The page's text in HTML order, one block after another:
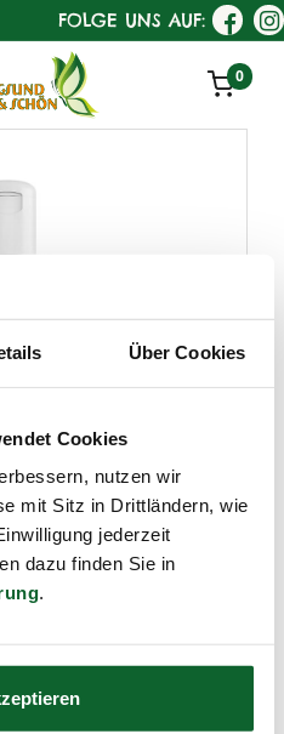
Über Cookies
Cookies
nutzen wir
mit Sitz in Drittländern, wie
jederzeit
dazu finden Sie in
.
FOLGE UNS AUF:
0